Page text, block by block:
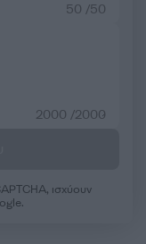
50 /50
2000 /2000
ισχύουν